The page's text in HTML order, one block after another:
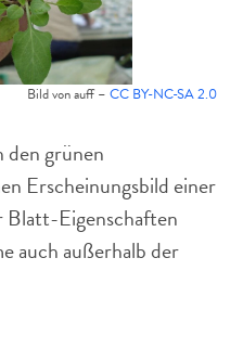
Bild von auff – CC BY-NC-SA 2.0
den grünen
Erscheinungsbild einer
Blatt-Eigenschaften
auch außerhalb der